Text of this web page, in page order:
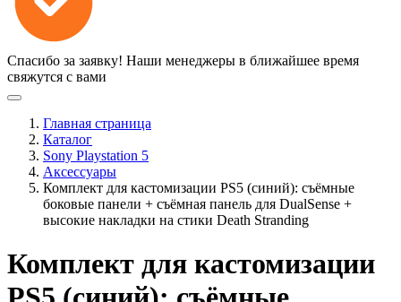
Спасибо за заявку! Наши менеджеры в ближайшее время
свяжутся с вами
Главная страница
Каталог
Sony Playstation 5
Аксессуары
Комплект для кастомизации PS5 (синий): съёмные
боковые панели + съёмная панель для DualSense +
высокие накладки на стики Death Stranding
Комплект для кастомизации